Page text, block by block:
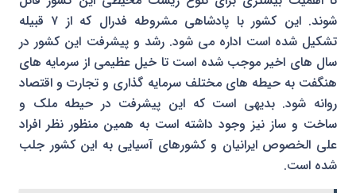
شوند. این کشور با پادشاهی مشروطه فدرال که از ۷ قبیله
تشکیل شده است اداره می شود. رشد و پیشرفت این کشور در
سال های اخیر موجب شده است تا خیل عظیمی از سرمایه های
هنگفت به حیطه های مختلف سرمایه گذاری و تجارت و اقتصاد
روانه شود. بدیهی است که این پیشرفت در حیطه ملک و
ساخت و ساز نیز وجود داشته است به همین منظور نظر افراد
علی الخصوص ایرانیان و کشورهای آسیایی به این کشور جلب
شده است.